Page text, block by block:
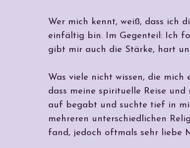
Wer mich kennt, weiß, dass ich
einfältig bin. Im Gegenteil: Ich
gibt mir auch die Stärke, hart
Was viele nicht wissen, die
dass meine spirituelle Reise
auf begabt und suchte tief in
mehreren unterschiedlichen
fand, jedoch oftmals sehr liebe